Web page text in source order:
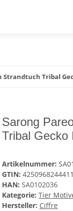
Tribal
Sarong
Tribal Gecko
Artikelnummer:
GTIN: 4250968244411
HAN: SA0102036
Kategorie: Tier
Hersteller: Ciffre